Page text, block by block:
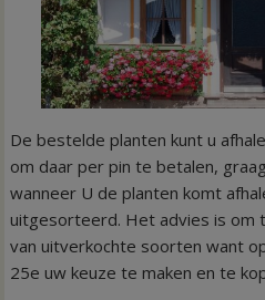
De bestelde planten kunt u
om daar per pin te betalen,
wanneer U de planten komt
uitgesorteerd. Het advies is om
van uitverkochte soorten want
25e uw keuze te maken en te